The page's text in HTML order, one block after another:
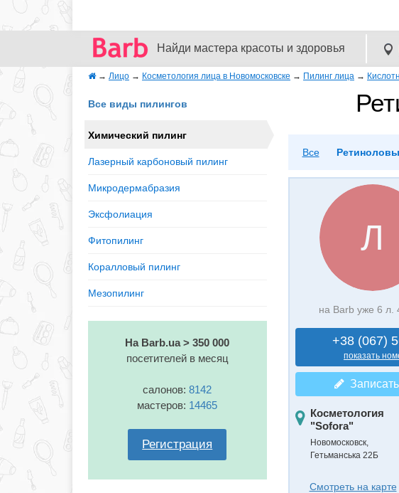
Найди мастера красоты и здоровья
→ Лицо → Косметология лица в Новомосковске → Пилинг лица →
Все
Все виды пилингов
Химический пилинг
Лазерный карбоновый пилинг
Микродермабразия
Эксфолиация
Фитопилинг
Коралловый пилинг
Мезопилинг
На Barb.ua > 350 000
посетителей в месяц
салонов:8142
мастеров: 14465
Регистрация
Л
на Barb уже 6 л.
+38 (067)
показать
Косметология
"Sofora"
Новомосковск,
Гетьманська 22Б
Смотреть на карте